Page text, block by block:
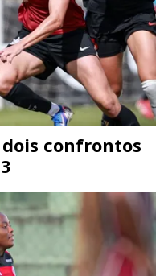
confrontos